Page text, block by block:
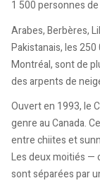
1 500 personnes
Arabes, Berbères,
Pakistanais, les
Montréal, sont de
des arpents de
Ouvert en 1993, le
genre au Canada.
entre chiites et
Les deux moitiés —
sont séparées par